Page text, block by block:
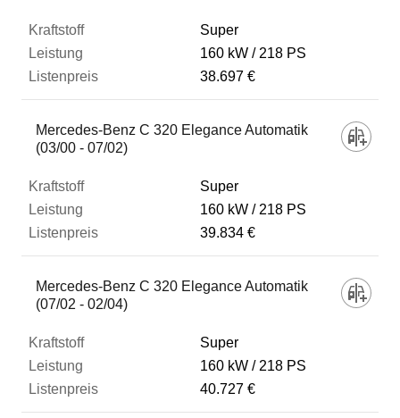
Super
160 kW
218 PS
38.697 €
Mercedes-Benz C 320 Elegance Automatik
(03/00 - 07/02)
Super
160 kW
218 PS
39.834 €
Mercedes-Benz C 320 Elegance Automatik
(07/02 - 02/04)
Super
160 kW
218 PS
40.727 €